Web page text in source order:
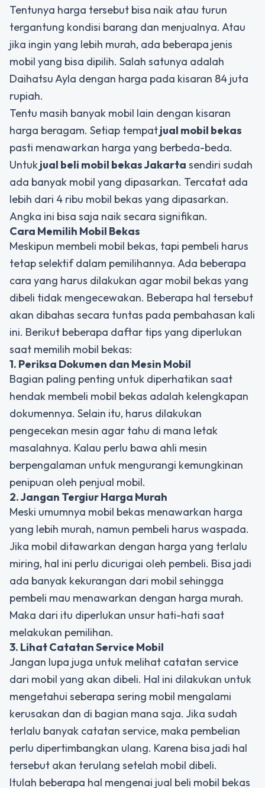
Tentunya harga tersebut bisa naik atau turun
tergantung kondisi barang dan menjualnya. Atau
jika ingin yang lebih murah, ada beberapa jenis
mobil yang bisa dipilih. Salah satunya adalah
Daihatsu Ayla dengan harga pada kisaran 84 juta
rupiah.
Tentu masih banyak mobil lain dengan kisaran
harga beragam. Setiap tempatjual mobil bekas
pasti menawarkan harga yang berbeda-beda.
Untukjual beli mobil bekas Jakarta sendiri sudah
ada banyak mobil yang dipasarkan. Tercatat ada
lebih dari 4 ribu mobil bekas yang dipasarkan.
Angka ini bisa saja naik secara signifikan.
Cara Memilih Mobil Bekas
Meskipun membeli mobil bekas, tapi pembeli harus
tetap selektif dalam pemilihannya. Ada beberapa
cara yang harus dilakukan agar mobil bekas yang
dibeli tidak mengecewakan. Beberapa hal tersebut
akan dibahas secara tuntas pada pembahasan kali
ini. Berikut beberapa daftar tips yang diperlukan
saat memilih mobil bekas:
1. Periksa Dokumen dan Mesin Mobil
Bagian paling penting untuk diperhatikan saat
hendak membeli mobil bekas adalah kelengkapan
dokumennya. Selain itu, harus dilakukan
pengecekan mesin agar tahu di mana letak
masalahnya. Kalau perlu bawa ahli mesin
berpengalaman untuk mengurangi kemungkinan
penipuan oleh penjual mobil.
2. Jangan Tergiur Harga Murah
Meski umumnya mobil bekas menawarkan harga
yang lebih murah, namun pembeli harus waspada.
Jika mobil ditawarkan dengan harga yang terlalu
miring, hal ini perlu dicurigai oleh pembeli. Bisa jadi
ada banyak kekurangan dari mobil sehingga
pembeli mau menawarkan dengan harga murah.
Maka dari itu diperlukan unsur hati-hati saat
melakukan pemilihan.
3. Lihat Catatan Service Mobil
Jangan lupa juga untuk melihat catatan service
dari mobil yang akan dibeli. Hal ini dilakukan untuk
mengetahui seberapa sering mobil mengalami
kerusakan dan di bagian mana saja. Jika sudah
terlalu banyak catatan service, maka pembelian
perlu dipertimbangkan ulang. Karena bisa jadi hal
tersebut akan terulang setelah mobil dibeli.
Itulah beberapa hal mengenai jual beli mobil bekas